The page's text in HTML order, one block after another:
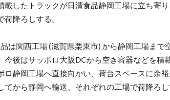
したトラックが日清食品静岡工場に立ち寄
降ろしする。
は関西工場 (滋賀県栗東市) から静岡工場まで
後はサッポロ大阪DCから空き容器などを積
静岡工場へ直接向かい、荷台スペースに余
から静岡へ輸送、それぞれの工場で荷降ろし